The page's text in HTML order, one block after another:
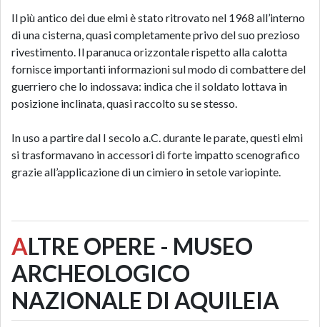
Il più antico dei due elmi è stato ritrovato nel 1968 all’interno
di una cisterna, quasi completamente privo del suo prezioso
rivestimento. Il paranuca orizzontale rispetto alla calotta
fornisce importanti informazioni sul modo di combattere del
guerriero che lo indossava: indica che il soldato lottava in
posizione inclinata, quasi raccolto su se stesso.
In uso a partire dal I secolo a.C. durante le parate, questi elmi
si trasformavano in accessori di forte impatto scenografico
grazie all’applicazione di un cimiero in setole variopinte.
ALTRE OPERE - MUSEO
ARCHEOLOGICO
NAZIONALE DI AQUILEIA